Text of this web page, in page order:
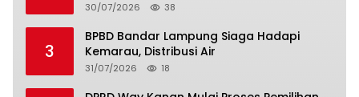
30/07/2026 38
3
BPBD Bandar Lampung Siaga Hadapi
Kemarau, Distribusi Air
31/07/2026 18